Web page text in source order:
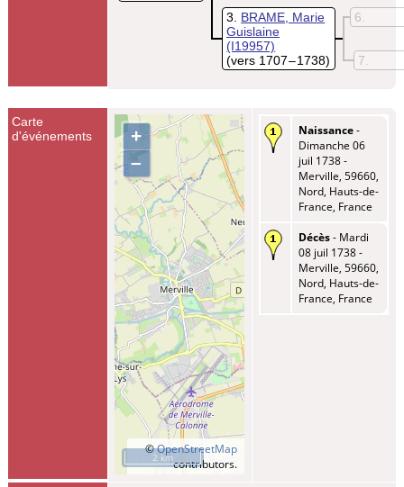
3
BRAME, Marie
Guislaine
(I19957)
(vers 1707 – 1738)
6
7
Carte
d'événements
+
–
©OpenStreetMap
contributors.
2 km
Naissance-
Dimanche 06
juil 1738 -
Merville, 59660,
Nord, Hauts-de-
France, France
Décès- Mardi
08 juil 1738 -
Merville, 59660,
Nord, Hauts-de-
France, France